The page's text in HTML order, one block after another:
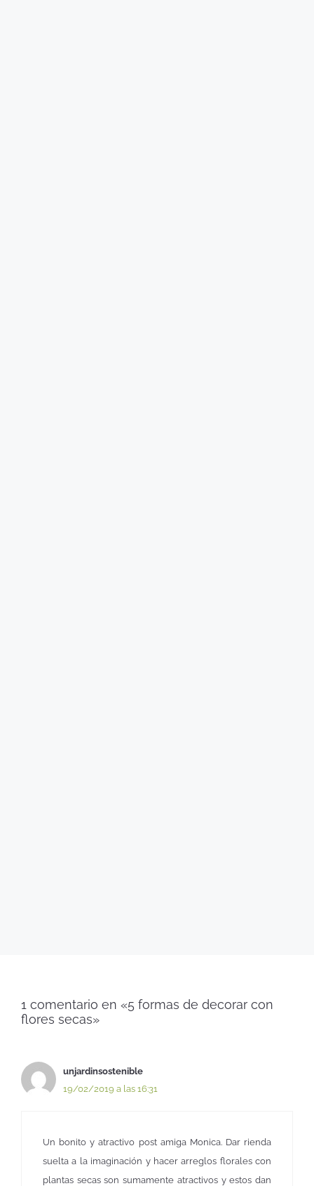
1 comentario en «5 formas de decorar con
flores secas»
unjardinsostenible
19/02/2019 a las 16:31
Un bonito y atractivo post amiga Monica. Dar rienda
suelta a la imaginación y hacer arreglos florales con
plantas secas son sumamente atractivos y estos dan